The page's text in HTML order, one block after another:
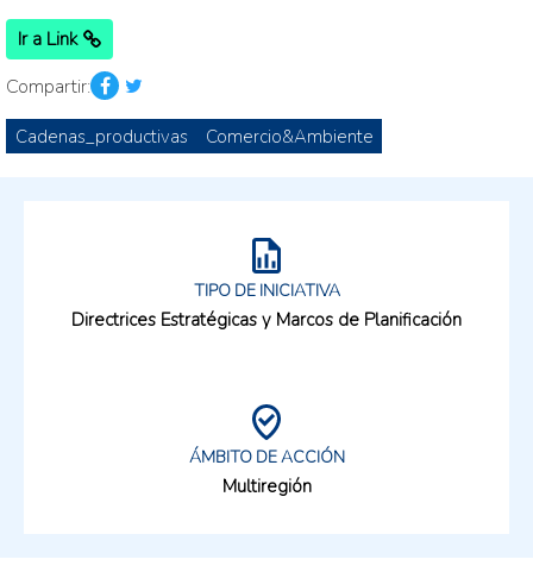
Ir a Link
Compartir:
Cadenas_productivas Comercio&Ambiente
TIPO DE INICIATIVA
Directrices Estratégicas y Marcos de Planificación
ÁMBITO DE ACCIÓN
Multiregión